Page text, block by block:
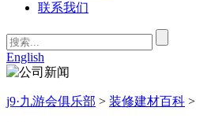
联系我们
English
j9·九游会俱乐部 > 装修建材百科 >